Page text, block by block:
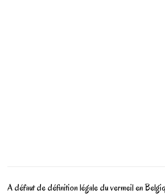
A défaut de définition légale du vermeil en